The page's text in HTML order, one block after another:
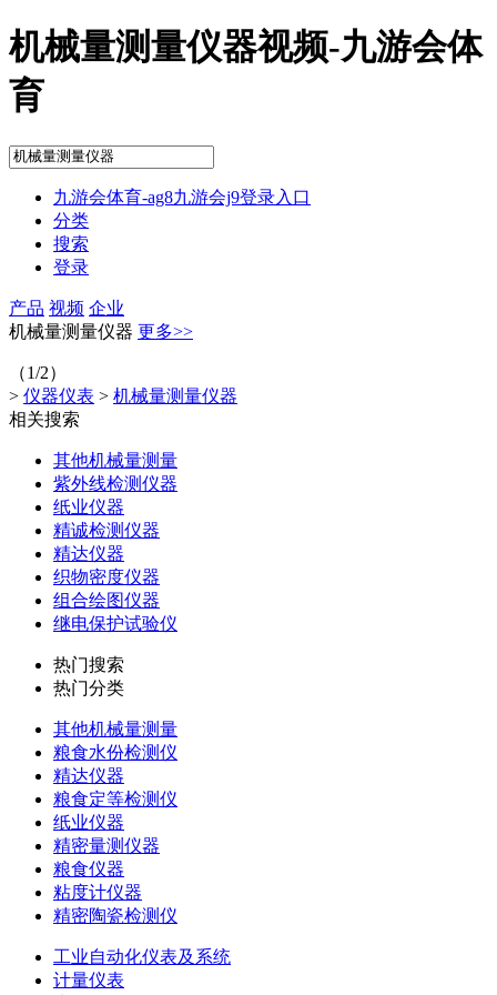
机械量测量仪器视频-九游会体
育
九游会体育-ag8九游会j9登录入口
分类
搜索
登录
产品 视频 企业
机械量测量仪器 更多>>
（1/2）
> 仪器仪表 > 机械量测量仪器
相关搜索
其他机械量测量
紫外线检测仪器
纸业仪器
精诚检测仪器
精达仪器
织物密度仪器
组合绘图仪器
继电保护试验仪
热门搜索
热门分类
其他机械量测量
粮食水份检测仪
精达仪器
粮食定等检测仪
纸业仪器
精密量测仪器
粮食仪器
粘度计仪器
精密陶瓷检测仪
工业自动化仪表及系统
计量仪表